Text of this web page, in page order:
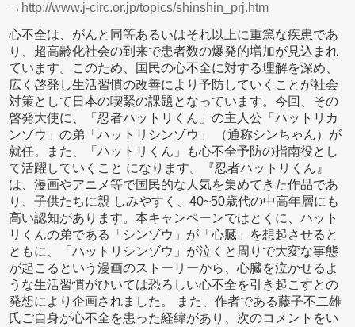
→ http://www.j-circ.or.jp/topics/shinshin_prj.htm
心不全は、がんと同等あるいはそれ以上に重篤な疾患であ
り、超高齢化社会の到来で患者数の爆発的増加が見込まれ
ています。このため、国民の心不全に対する理解を深め、
広く啓発し生活習慣の改善により予防していくことが社会
対策として日本の喫緊の課題となっています。今回、その
啓発大使に、「忍者ハットリくん」の主人公「ハットリカ
ンゾウ」の弟「ハットリシンゾウ」 （通称シンちゃん）が
就任。また、「ハットリくん」も心不全予防の指南役とし
て活躍していくこと になります。『忍者ハットリくん』
は、漫画やアニメ等で国民的な人気を集めてきた作品であ
り、子供たちに親 しみやすく、40~50歳代の中高年層にも
高い認知があります。本キャンペーンではとくに、ハット
リくんの弟である「シンゾウ」が「心臓」を想起させると
ともに、「ハットリシンゾウ」が泣くと周りで大変な事態
が起こるという漫画のストーリーから、心臓を泣かせるよ
うな生活習慣がひいては恐ろしい心不全を引き起こすとの
発想により企画されました。 また、作者である藤子不二雄
氏ご自身が心不全を患った経緯があり、次のコメントをい